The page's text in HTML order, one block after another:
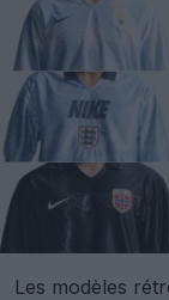
Les modèles